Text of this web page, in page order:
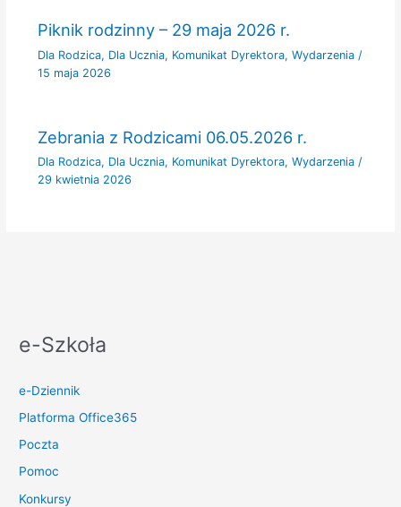
Piknik rodzinny – 29 maja 2026 r.
Dla Rodzica, Dla Ucznia, Komunikat Dyrektora, Wydarzenia/
15 maja 2026
Zebrania z Rodzicami 06.05.2026 r.
Dla Rodzica, Dla Ucznia, Komunikat Dyrektora, Wydarzenia/
29 kwietnia 2026
e-Szkoła
e-Dziennik
Platforma Office365
Poczta
Pomoc
Konkursy